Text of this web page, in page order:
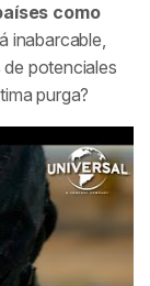
como
inabarcable,
potenciales
purga?